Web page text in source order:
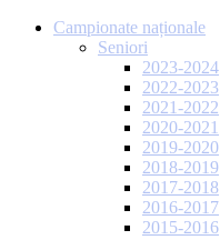
Campionate naționale
Seniori
2023-2024
2022-2023
2021-2022
2020-2021
2019-2020
2018-2019
2017-2018
2016-2017
2015-2016